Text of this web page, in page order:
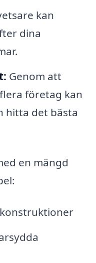
kan
dina
Genom att
företag kan
hitta det bästa
en mängd